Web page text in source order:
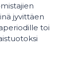
jyvittäen
toi